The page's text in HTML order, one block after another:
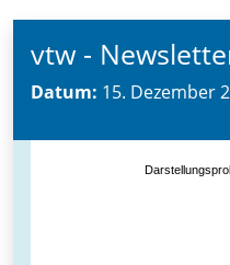
vtw -
Datum: 15. Dezember